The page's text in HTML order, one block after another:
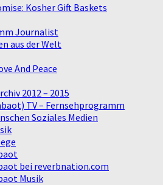
Kosher Gift Baskets
Journalist
aus der Welt
And Peace
2012 – 2015
TV – Fernsehprogramm
Soziales Medien
bei reverbnation.com
Musik